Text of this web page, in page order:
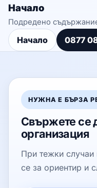
Начало
Подредено
Начало 0877
НУЖНА Е БЪРЗА
Свържете се
организация
При тежки
се за ориентир и